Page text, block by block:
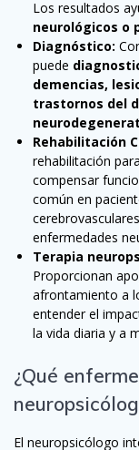
Los resultados
neurológicos o
Diagnóstico:
puede
demencias,
trastornos del
Rehabilitación
rehabilitación
compensar
común en
enfermedades
Terapia
Proporcionan
afrontamiento a
entender el
la vida diaria y a
¿Qué
El neuropsicólogo